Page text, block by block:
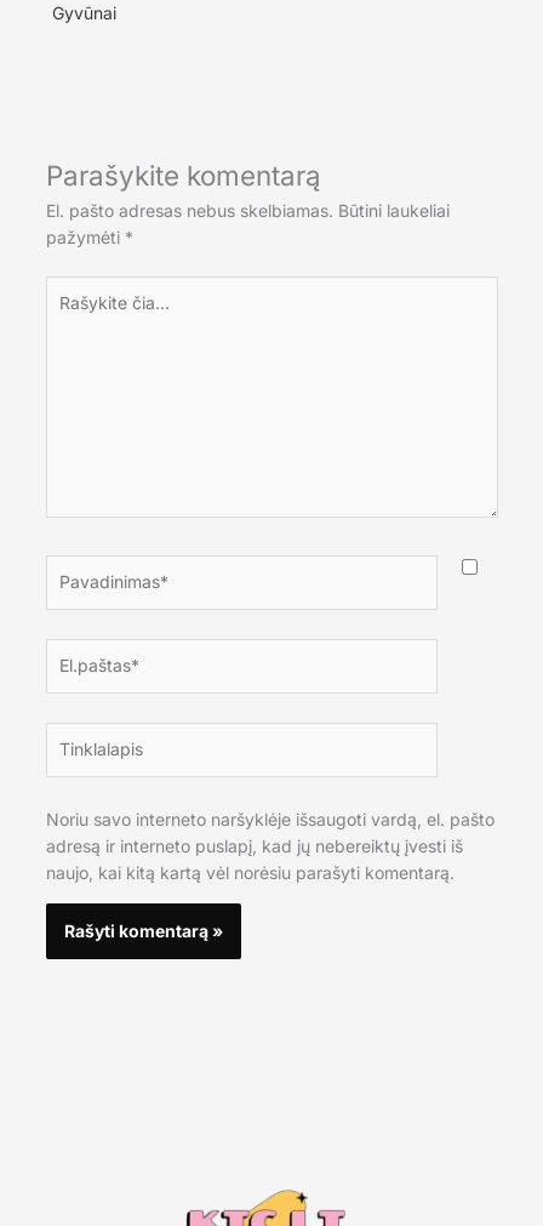
Gyvūnai
Parašykite komentarą
El. pašto adresas nebus skelbiamas. Būtini laukeliai
pažymėti *
čia...
Noriu savo interneto naršyklėje išsaugoti vardą, el. pašto
adresą ir interneto puslapį, kad jų nebereiktų įvesti iš
naujo, kai kitą kartą vėl norėsiu parašyti komentarą.